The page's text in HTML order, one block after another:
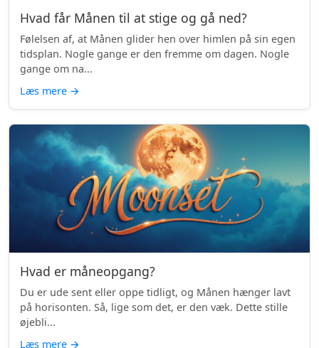
Hvad får Månen til at stige og gå ned?
Følelsen af, at Månen glider hen over himlen på sin egen
tidsplan. Nogle gange er den fremme om dagen. Nogle
gange om na...
Læs mere →
Hvad er måneopgang?
Du er ude sent eller oppe tidligt, og Månen hænger lavt
på horisonten. Så, lige som det, er den væk. Dette stille
øjebli...
Læs mere →